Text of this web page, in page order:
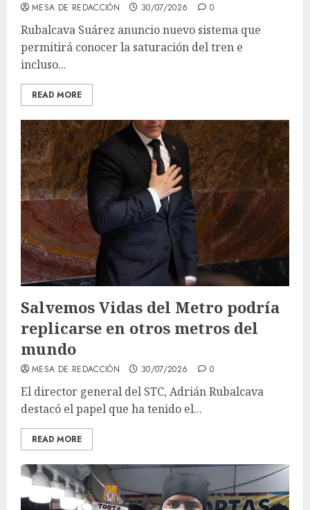
MESA DE REDACCIÓN 30/07/2026 0
Rubalcava Suárez anuncio nuevo sistema que
permitirá conocer la saturación del tren e
incluso...
READ MORE
Salvemos Vidas del Metro podría
replicarse en otros metros del
mundo
MESA DE REDACCIÓN 30/07/2026 0
El director general del STC, Adrián Rubalcava
destacó el papel que ha tenido el...
READ MORE